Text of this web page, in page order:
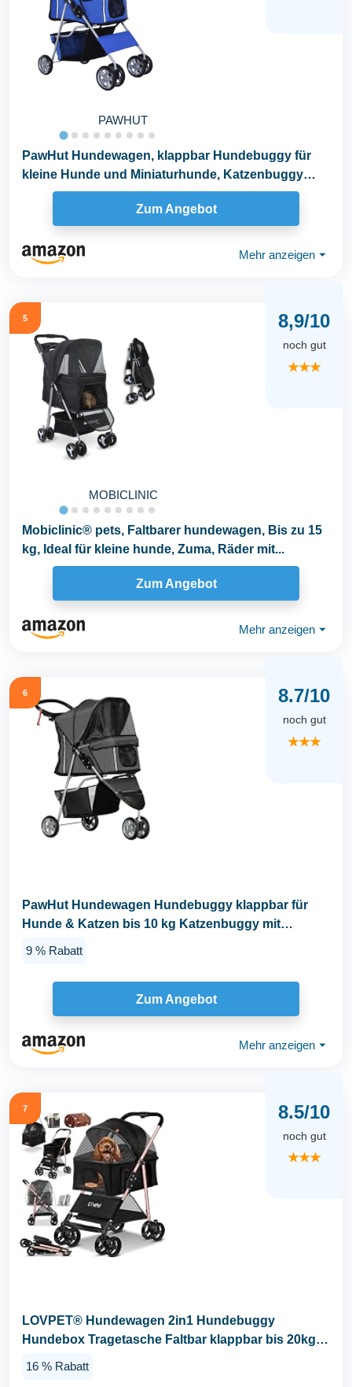
PAWHUT
PawHut Hundewagen, klappbar Hundebuggy für
kleine Hunde und Miniaturhunde, Katzenbuggy
Zum Angebot
Mehr anzeigen ⏷
5
MOBICLINIC
8,9/10
noch gut
★★★
Mobiclinic® pets, Faltbarer hundewagen, Bis zu 15
kg, Ideal für kleine hunde, Zuma, Räder mit...
Zum Angebot
Mehr anzeigen ⏷
6 8.7/10
noch gut
★★★
PawHut Hundewagen Hundebuggy klappbar für
Hunde & Katzen bis 10 kg Katzenbuggy mit
9 % Rabatt
Zum Angebot
Mehr anzeigen ⏷
7 8.5/10
noch gut
★★★
LOVPET® Hundewagen 2in1 Hundebuggy
Hundebox Tragetasche Faltbar klappbar bis 20kg,
16 % Rabatt